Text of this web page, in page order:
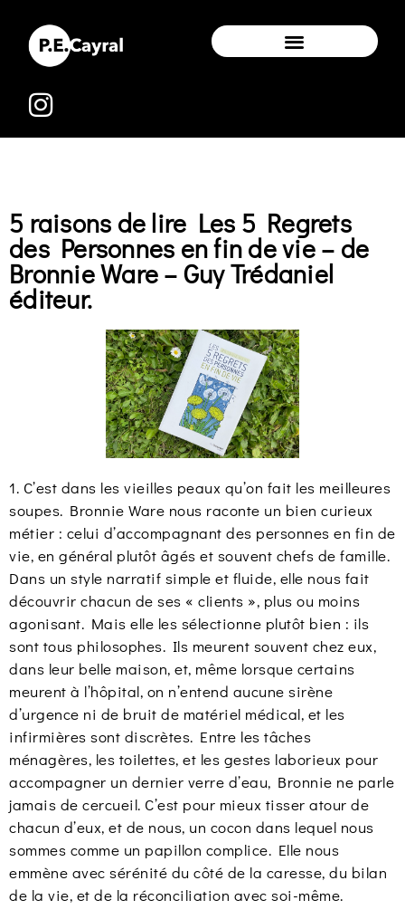
5 raisons de lire Les 5 Regrets
des Personnes en fin de vie – de
Bronnie Ware – Guy Trédaniel
éditeur.
1. C’est dans les vieilles peaux qu’on fait les meilleures
soupes. Bronnie Ware nous raconte un bien curieux
métier : celui d’accompagnant des personnes en fin de
vie, en général plutôt âgés et souvent chefs de famille.
Dans un style narratif simple et fluide, elle nous fait
découvrir chacun de ses « clients », plus ou moins
agonisant. Mais elle les sélectionne plutôt bien : ils
sont tous philosophes. Ils meurent souvent chez eux,
dans leur belle maison, et, même lorsque certains
meurent à l’hôpital, on n’entend aucune sirène
d’urgence ni de bruit de matériel médical, et les
infirmières sont discrètes. Entre les tâches
ménagères, les toilettes, et les gestes laborieux pour
accompagner un dernier verre d’eau, Bronnie ne parle
jamais de cercueil. C’est pour mieux tisser atour de
chacun d’eux, et de nous, un cocon dans lequel nous
sommes comme un papillon complice. Elle nous
emmène avec sérénité du côté de la caresse, du bilan
de la vie, et de la réconciliation avec soi-même.